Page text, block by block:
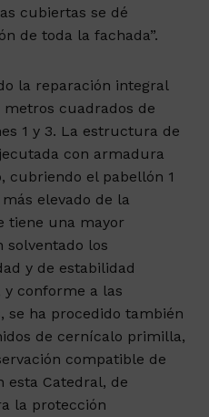
cubiertas se dé
de toda la fachada”.
la reparación integral
cuadrados de
1 y 3. La estructura de
con armadura
cubriendo el pabellón 1
elevado de la
tiene una mayor
solventado los
y de estabilidad
y conforme a las
se ha procedido también
de cernícalo primilla,
compatible de
esta Catedral, de
la protección